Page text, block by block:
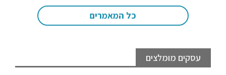
כל המאמרים
עסקים מומלצים